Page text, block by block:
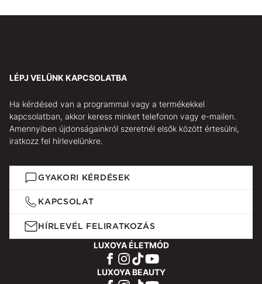
LÉPJ VELÜNK KAPCSOLATBA
Ha kérdésed van a programmal vagy a termékekkel
kapcsolatban, akkor keress minket telefonon vagy e-mailen.
Amennyiben újdonságainkról szeretnél elsők között értesülni,
iratkozz fel hírlevelünkre.
GYAKORI KÉRDÉSEK
KAPCSOLAT
HÍRLEVÉL FELIRATKOZÁS
LUXOYA ÉLETMÓD
LUXOYA BEAUTY